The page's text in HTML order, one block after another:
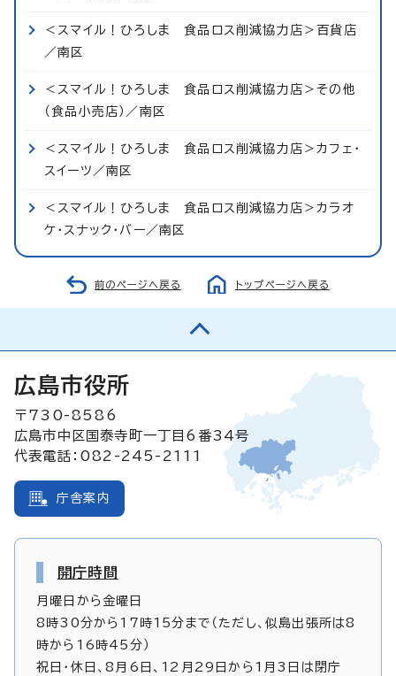
＜スマイル！ひろしま 食品ロス削減協力店＞百貨店
／南区
＜スマイル！ひろしま 食品ロス削減協力店＞その他
（食品小売店）／南区
＜スマイル！ひろしま 食品ロス削減協力店＞カフェ・
スイーツ／南区
＜スマイル！ひろしま 食品ロス削減協力店＞カラオ
ケ・スナック・バー／南区
前のページへ戻る トップページへ戻る
広島市役所
〒730-8586
広島市中区国泰寺町一丁目6番34号
代表電話：082-245-2111
庁舎案内
開庁時間
月曜日から金曜日
8時30分から17時15分まで（ただし、似島出張所は8
時から16時45分）
祝日・休日、8月6日、12月29日から1月3日は閉庁